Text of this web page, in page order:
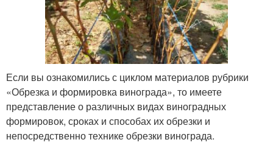
Если вы ознакомились с циклом материалов рубрики
«Обрезка и формировка винограда», то имеете
представление о различных видах виноградных
формировок, сроках и способах их обрезки и
непосредственно технике обрезки винограда.